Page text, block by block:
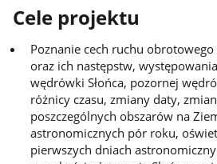
Cele projektu
Poznanie cech ruchu
oraz ich następstw,
wędrówki Słońca, pozornej
różnicy czasu, zmiany daty,
poszczególnych obszarów na
astronomicznych pór roku,
pierwszych dniach